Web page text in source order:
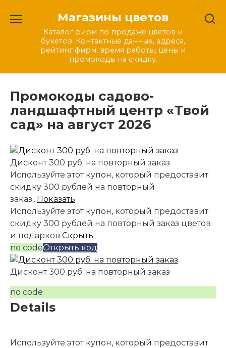
содержанию
Магазины цветов
Каталог фирм по продаже цветов и
букетов. Контактные данные, адреса,
рейтинг фирм, время работы, цены и
промокоды на скидку.
Промокоды садово-
ландшафтный центр «Твой
сад» на август 2026
Дисконт 300 руб. на повторный заказ
Используйте этот купон, который предоставит
скидку 300 рублей на повторный
заказ...Показать
Используйте этот купон, который предоставит
скидку 300 рублей на повторный заказ цветов
и подарков Скрыть
no codeОткрыть код
Дисконт 300 руб. на повторный заказ
no code
Details
Используйте этот купон, который предоставит